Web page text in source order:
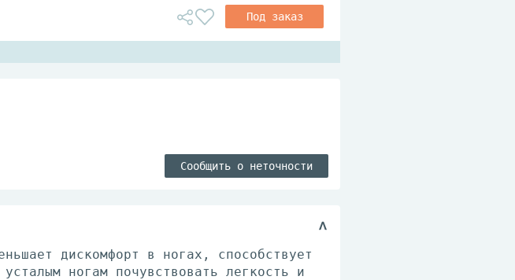
Сообщить о неточности
дискомфорт в ногах, способствует
ногам почувствовать легкость и